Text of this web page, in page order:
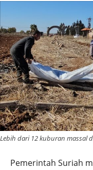
Lebih dari 12 kuburan massal
Pemerintah Suriah